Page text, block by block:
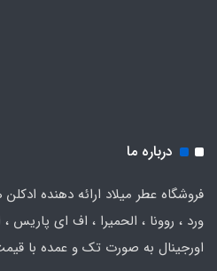
درباره ما
فروشگاه عطر میلاد ارائه دهنده
ورد ، روونا ، الحمیرا ، اف ای
اورجینال به صورت تک و عمده با